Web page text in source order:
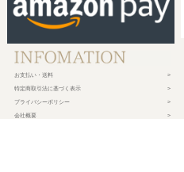
お支払い・送料
特定商取引法に基づく表示
プライバシーポリシー
会社概要